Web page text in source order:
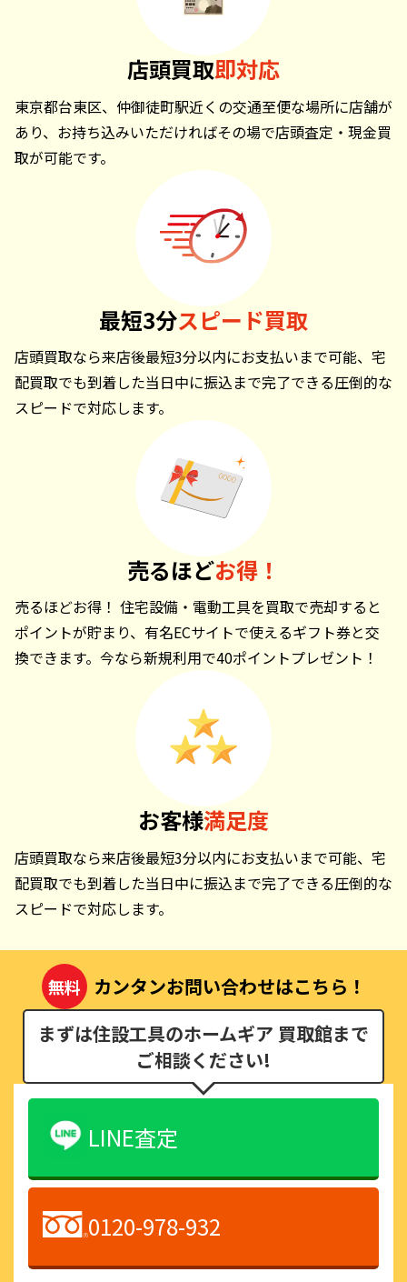
店頭買取即対応
東京都台東区、仲御徒町駅近くの交通至便な場所に店舗が
あり、お持ち込みいただければその場で店頭査定・現金買
取が可能です。
最短3分スピード買取
店頭買取なら来店後最短3分以内にお支払いまで可能、宅
配買取でも到着した当日中に振込まで完了できる圧倒的な
スピードで対応します。
売るほどお得！
売るほどお得！ 住宅設備・電動工具を買取で売却すると
ポイントが貯まり、有名ECサイトで使えるギフト券と交
換できます。今なら新規利用で40ポイントプレゼント！
お客様満足度
店頭買取なら来店後最短3分以内にお支払いまで可能、宅
配買取でも到着した当日中に振込まで完了できる圧倒的な
スピードで対応します。
無料
カンタンお問い合わせはこちら！
まずは住設工具のホームギア 買取館まで
ご相談ください!
LINE査定
0120-978-932